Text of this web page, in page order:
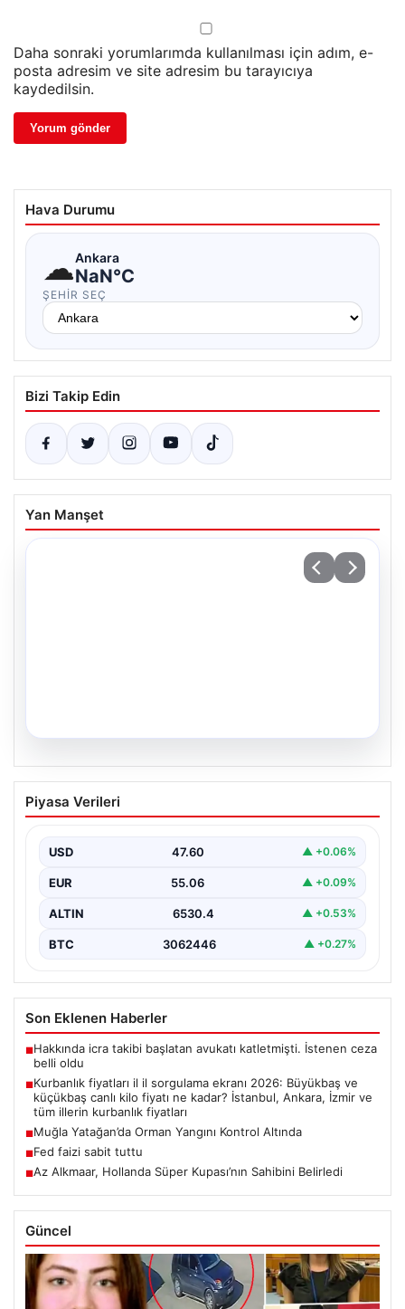
Daha sonraki yorumlarımda kullanılması için adım, e-
posta adresim ve site adresim bu tarayıcıya
kaydedilsin.
Hava Durumu
☁Ankara
NaN°C
ŞEHIR SEÇ
Bizi Takip Edin
Yan Manşet
Az Alkmaar, Hollanda Süper Kupası’nın
Sahibini Belirledi
başlangıcında, Az Alkmaar önemli bir başarıya imza attı
ve…
Piyasa Verileri
USD 47.60 ▲ +0.06%
EUR 55.06 ▲ +0.09%
ALTIN 6530.4 ▲ +0.53%
BTC 3062446 ▲ +0.27%
Son Eklenen Haberler
■Hakkında icra takibi başlatan avukatı katletmişti. İstenen ceza
belli oldu
■Kurbanlık fiyatları il il sorgulama ekranı 2026: Büyükbaş ve
küçükbaş canlı kilo fiyatı ne kadar? İstanbul, Ankara, İzmir ve
tüm illerin kurbanlık fiyatları
■Muğla Yatağan’da Orman Yangını Kontrol Altında
■Fed faizi sabit tuttu
■Az Alkmaar, Hollanda Süper Kupası’nın Sahibini Belirledi
Güncel